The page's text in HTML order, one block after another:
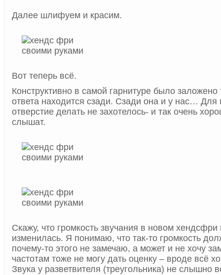
Далее шлифуем и красим.
Вот теперь всё.
Конструктивно в самой гарнитуре было заложено
ответа находится сзади. Сзади она и у нас…
отверстие делать не захотелось- и так очень
слышат.
Скажу, что громкость звучания в новом хендсфри
изменилась. Я понимаю, что так-то громкость
почему-то этого не замечаю, а может и не хочу
частотам тоже не могу дать оценку – вроде всё
Звука у разветвителя (треугольника) не слышно